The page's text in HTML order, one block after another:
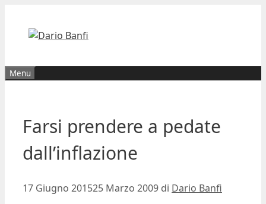
contenuto
Menu
Farsi prendere a pedate
dall’inflazione
17 Giugno 201525 Marzo 2009 di Dario Banfi